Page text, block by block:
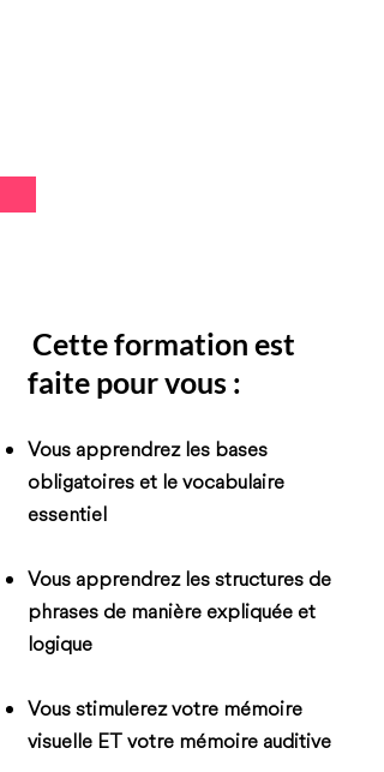
Cette formation est
faite pour vous :
Vous apprendrez les bases
obligatoires et le vocabulaire
essentiel
Vous apprendrez les structures de
phrases de manière expliquée et
logique
Vous stimulerez votre mémoire
visuelle ET votre mémoire auditive